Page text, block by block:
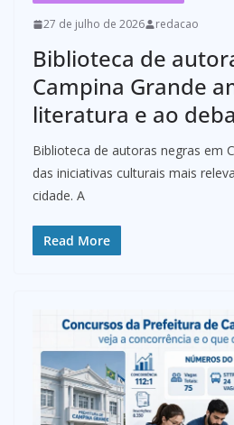
27 de julho de 2026 redacao
Biblioteca de
Campina Grande
literatura e ao
Biblioteca de autoras negras em
das iniciativas culturais mais
cidade. A
Read More